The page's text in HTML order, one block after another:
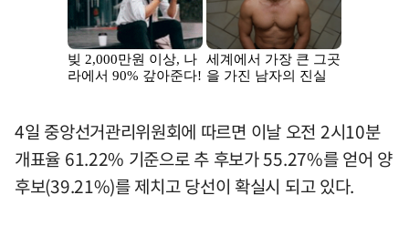
4일 중앙선거관리위원회에 따르면 이날 오전 2시10분
개표율 61.22% 기준으로 추 후보가 55.27%를 얻어 양
후보(39.21%)를 제치고 당선이 확실시 되고 있다.